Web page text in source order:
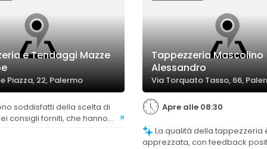
e Tendaggi Mazze
Piazza, 22, Palermo
consigli forniti, che hanno
»
Tappezzeria Mascolino
Alessandro
Via Torquato Tasso, 66,
Apre alle 08:30
La qualità della tappezzeria è molto
apprezzata, con feedback